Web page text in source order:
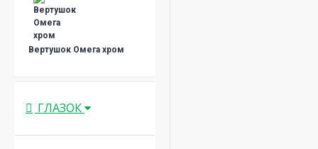
Вертушок Омега хром
ГЛАЗОК